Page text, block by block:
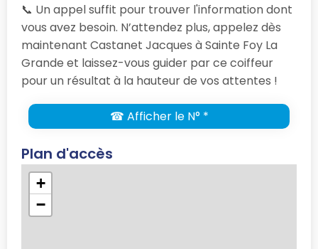
📞 Un appel suffit pour trouver l'information dont
vous avez besoin. N’attendez plus, appelez dès
maintenant Castanet Jacques à Sainte Foy La
Grande et laissez-vous guider par ce coiffeur
pour un résultat à la hauteur de vos attentes !
☎ Afficher le N° *
Plan d'accès
+
−